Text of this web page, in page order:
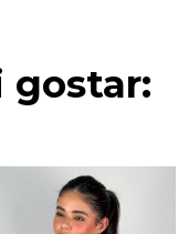
gostar: